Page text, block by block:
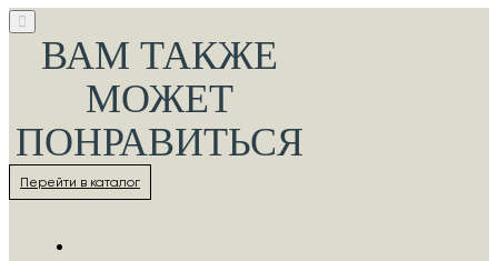
ВАМ ТАКЖЕ
МОЖЕТ
ПОНРАВИТЬСЯ
Перейти в каталог